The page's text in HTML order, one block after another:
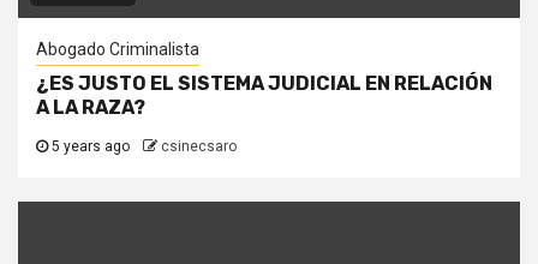
Abogado Criminalista
¿ES JUSTO EL SISTEMA JUDICIAL EN RELACIÓN
A LA RAZA?
5 years ago csinecsaro